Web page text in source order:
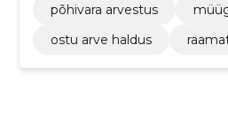
põhivara arvestus
ostu arve haldus